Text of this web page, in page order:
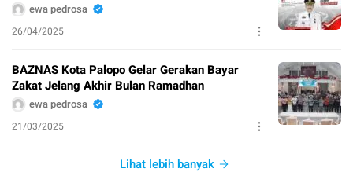
ewa pedrosa
26/04/2025
BAZNAS Kota Palopo Gelar Gerakan Bayar
Zakat Jelang Akhir Bulan Ramadhan
ewa pedrosa
21/03/2025
Lihat lebih banyak